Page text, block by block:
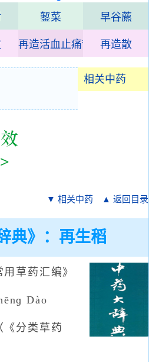
錾菜 早谷藨
再造活血止痛散 再造散
相关中药
▼ 相关中药 ▲ 返回目录
典》：再生稻
用草药汇编》
Dào
《分类草药